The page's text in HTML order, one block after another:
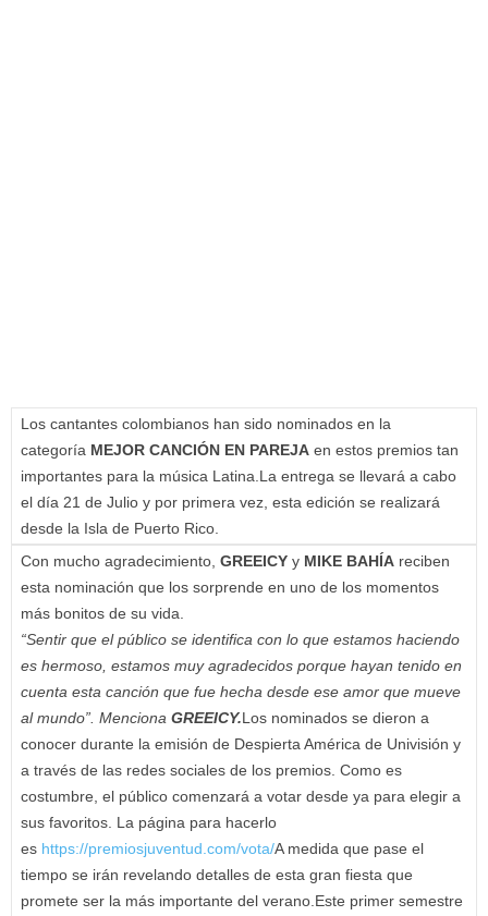
Los cantantes colombianos han sido nominados en la
categoría MEJOR CANCIÓN EN PAREJA en estos premios tan
importantes para la música Latina.La entrega se llevará a cabo
el día 21 de Julio y por primera vez, esta edición se realizará
desde la Isla de Puerto Rico.
Con mucho agradecimiento, GREEICY y MIKE BAHÍA reciben
esta nominación que los sorprende en uno de los momentos
más bonitos de su vida.
“Sentir que el público se identifica con lo que estamos haciendo
es hermoso, estamos muy agradecidos porque hayan tenido en
cuenta esta canción que fue hecha desde ese amor que mueve
al mundo”. Menciona GREEICY.Los nominados se dieron a
conocer durante la emisión de Despierta América de Univisión y
a través de las redes sociales de los premios. Como es
costumbre, el público comenzará a votar desde ya para elegir a
sus favoritos. La página para hacerlo
es https://premiosjuventud.com/vota/A medida que pase el
tiempo se irán revelando detalles de esta gran fiesta que
promete ser la más importante del verano.Este primer semestre